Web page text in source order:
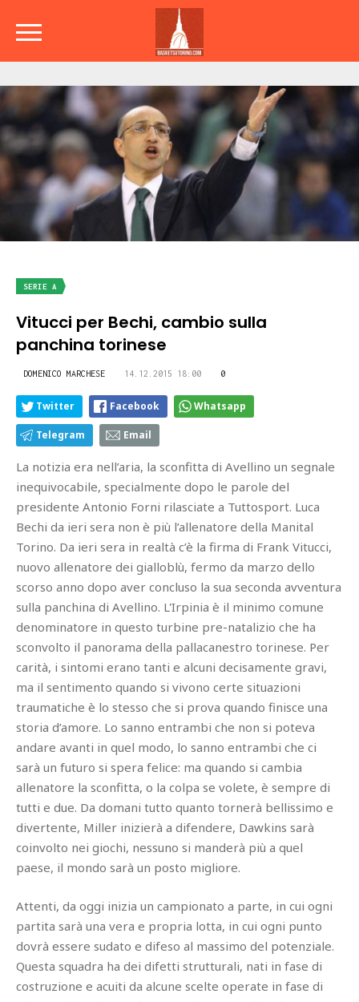
SERIE A
Vitucci per Bechi, cambio sulla
panchina torinese
DOMENICO MARCHESE 14.12.2015 18:00 0
Twitter Facebook Whatsapp
Telegram Email
La notizia era nell’aria, la sconfitta di Avellino un segnale
inequivocabile, specialmente dopo le parole del
presidente Antonio Forni rilasciate a Tuttosport. Luca
Bechi da ieri sera non è più l’allenatore della Manital
Torino. Da ieri sera in realtà c’è la firma di Frank Vitucci,
nuovo allenatore dei gialloblù, fermo da marzo dello
scorso anno dopo aver concluso la sua seconda avventura
sulla panchina di Avellino. L'Irpinia è il minimo comune
denominatore in questo turbine pre-natalizio che ha
sconvolto il panorama della pallacanestro torinese. Per
carità, i sintomi erano tanti e alcuni decisamente gravi,
ma il sentimento quando si vivono certe situazioni
traumatiche è lo stesso che si prova quando finisce una
storia d’amore. Lo sanno entrambi che non si poteva
andare avanti in quel modo, lo sanno entrambi che ci
sarà un futuro si spera felice: ma quando si cambia
allenatore la sconfitta, o la colpa se volete, è sempre di
tutti e due. Da domani tutto quanto tornerà bellissimo e
divertente, Miller inizierà a difendere, Dawkins sarà
coinvolto nei giochi, nessuno si manderà più a quel
paese, il mondo sarà un posto migliore.
Attenti, da oggi inizia un campionato a parte, in cui ogni
partita sarà una vera e propria lotta, in cui ogni punto
dovrà essere sudato e difeso al massimo del potenziale.
Questa squadra ha dei difetti strutturali, nati in fase di
costruzione e acuiti da alcune scelte operate in fase di